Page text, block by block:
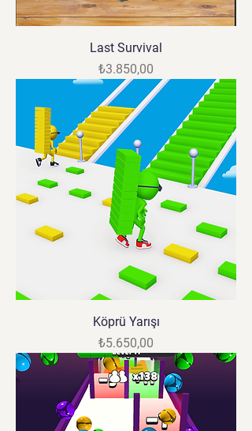
Last Survival
Fiyat
₺3.850,00
Köprü Yarışı
Fiyat
₺5.650,00